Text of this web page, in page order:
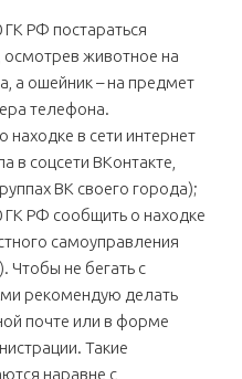
ГК РФ постараться
осмотрев животное на
а ошейник – на предмет
телефона.
находке в сети интернет
в соцсети ВКонтакте,
ВК своего города);
ГК РФ сообщить о находке
самоуправления
Чтобы не бегать с
рекомендую делать
почте или в форме
Такие
наравне с